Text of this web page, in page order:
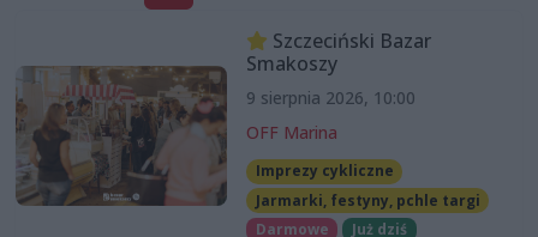
Szczeciński Bazar
Smakoszy
9 sierpnia 2026, 10:00
OFF Marina
Imprezy cykliczne
Jarmarki, festyny, pchle targi
Darmowe
Już dziś